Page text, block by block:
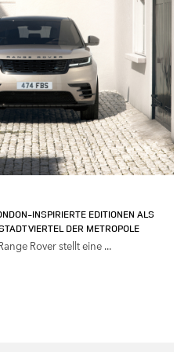
EDITIONEN ALS
DER METROPOLE
Rover stellt eine ...